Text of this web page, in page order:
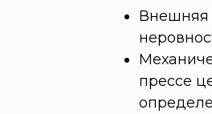
Внешняя
прессе